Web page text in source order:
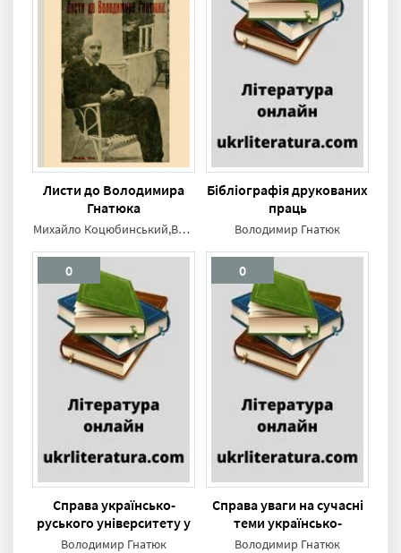
Листи до Володимира
Гнатюка
Михайло Коцюбинський,Володимир Гнатюк
Бібліографія друкованих
праць
Володимир Гнатюк
0
Справа українсько-
руського університету у
Львові
Володимир Гнатюк
0
Справа уваги на сучасні
теми українсько-
руського університету у
Володимир Гнатюк